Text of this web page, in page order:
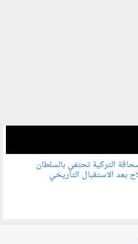
التركية تحتفي بالسلطان
الاستقبال التاريخي